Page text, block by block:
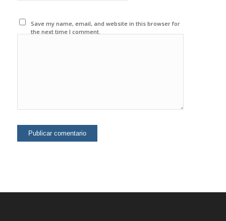
Save my name, email, and website in this browser for
the next time I comment.